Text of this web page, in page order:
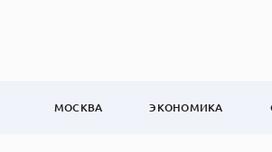
МОСКВА ЭКОНОМИКА